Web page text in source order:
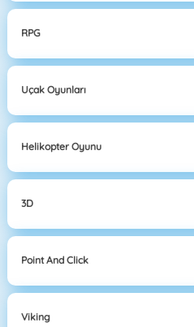
RPG
Uçak Oyunları
Helikopter Oyunu
3D
Point And Click
Viking